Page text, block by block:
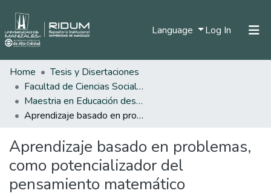
Language Log In (current)
Statistics
Home
Tesis y Disertaciones
Facultad de Ciencias Sociales y Humanas
Maestria en Educación desde la Diversidad
Aprendizaje basado en problemas, como potencializador del pensamiento matemático
Aprendizaje basado en problemas,
como potencializador del
pensamiento matemático